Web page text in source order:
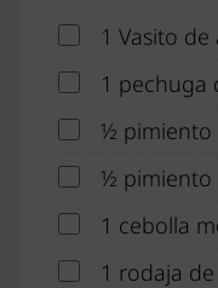
1 Vasito
1 pechuga
½ pimiento
½ pimiento
1 cebolla
1 rodaja